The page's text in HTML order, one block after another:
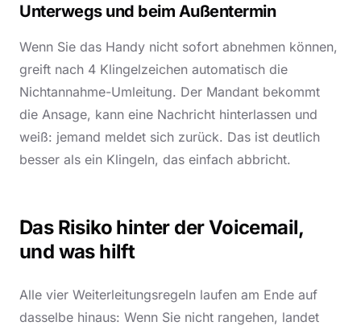
Unterwegs und beim Außentermin
Wenn Sie das Handy nicht sofort abnehmen können,
greift nach 4 Klingelzeichen automatisch die
Nichtannahme-Umleitung. Der Mandant bekommt
die Ansage, kann eine Nachricht hinterlassen und
weiß: jemand meldet sich zurück. Das ist deutlich
besser als ein Klingeln, das einfach abbricht.
Das Risiko hinter der Voicemail,
und was hilft
Alle vier Weiterleitungsregeln laufen am Ende auf
dasselbe hinaus: Wenn Sie nicht rangehen, landet